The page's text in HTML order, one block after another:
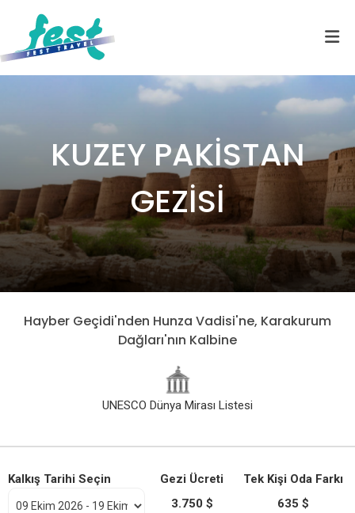
KUZEY PAKİSTAN
GEZİSİ
Hayber Geçidi'nden Hunza Vadisi'ne, Karakurum
Dağları'nın Kalbine
UNESCO Dünya Mirası Listesi
Kalkış Tarihi Seçin
Gezi Ücreti
3.750 $
Tek Kişi Oda Farkı
635 $